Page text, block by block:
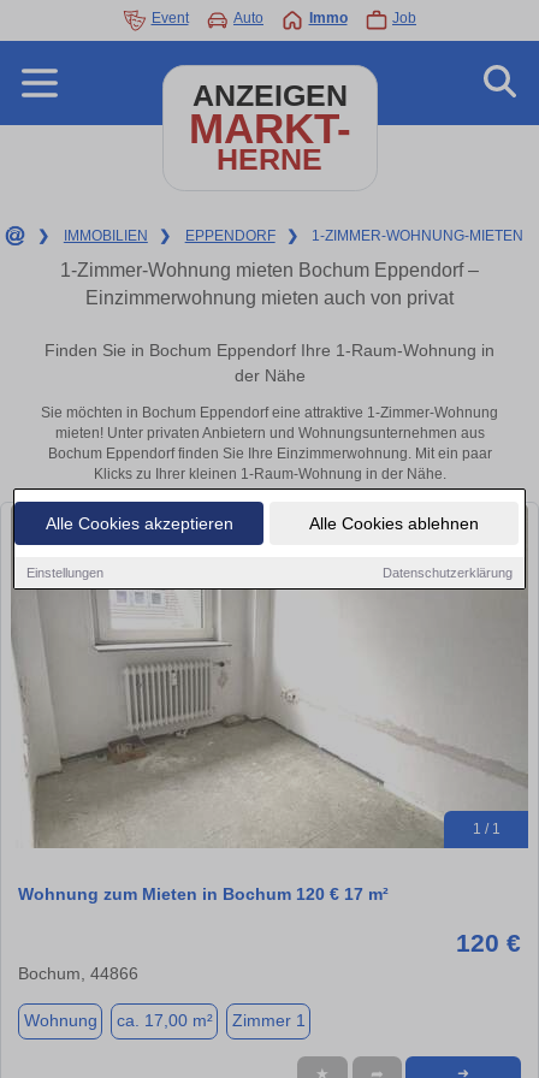
Alle Cookies akzeptieren Alle Cookies ablehnen
Einstellungen Datenschutzerklärung
Event Auto Immo Job
ANZEIGEN
MARKT-
HERNE
❯ IMMOBILIEN ❯ EPPENDORF ❯ 1-ZIMMER-WOHNUNG-MIETEN
1-Zimmer-Wohnung mieten Bochum Eppendorf –
Einzimmerwohnung mieten auch von privat
Finden Sie in Bochum Eppendorf Ihre 1-Raum-Wohnung in
der Nähe
Sie möchten in Bochum Eppendorf eine attraktive 1-Zimmer-Wohnung
mieten! Unter privaten Anbietern und Wohnungsunternehmen aus
Bochum Eppendorf finden Sie Ihre Einzimmerwohnung. Mit ein paar
Klicks zu Ihrer kleinen 1-Raum-Wohnung in der Nähe.
1 / 1
Wohnung zum Mieten in Bochum 120 € 17 m²
120 €
Bochum, 44866
Wohnung ca. 17,00 m² Zimmer 1
★ ➦ ➜